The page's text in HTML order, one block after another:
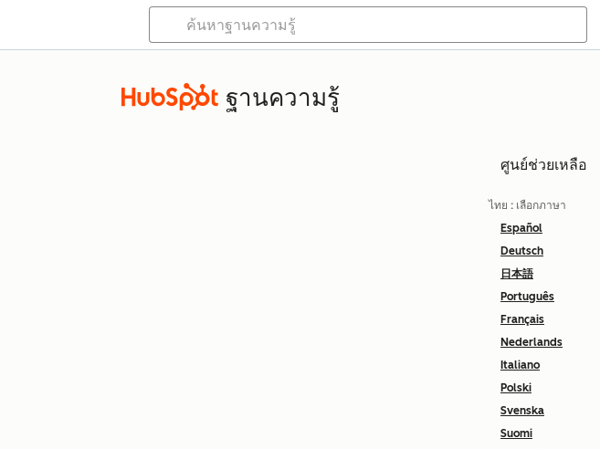
ฐานความรู้
ศูนย์ช่วยเหลือ
ไทย : เลือกภาษา
Español
Deutsch
日本語
Português
Français
Nederlands
Italiano
Polski
Svenska
Suomi